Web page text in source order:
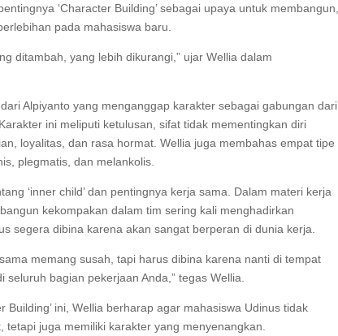
‘Character Building’ sebagai upaya untuk membangun,
pada mahasiswa baru.
ditambah, yang lebih dikurangi,” ujar Wellia dalam
Alpiyanto yang menganggap karakter sebagai gabungan dari
ini meliputi ketulusan, sifat tidak mementingkan diri
loyalitas, dan rasa hormat. Wellia juga membahas empat tipe
plegmatis, dan melankolis.
‘inner child’ dan pentingnya kerja sama. Dalam materi kerja
kekompakan dalam tim sering kali menghadirkan
segera dibina karena akan sangat berperan di dunia kerja.
memang susah, tapi harus dibina karena nanti di tempat
bagian pekerjaan Anda,” tegas Wellia.
Building’ ini, Wellia berharap agar mahasiswa Udinus tidak
juga memiliki karakter yang menyenangkan.